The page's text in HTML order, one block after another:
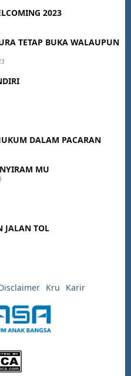
2023
TETAP BUKA WALAUPUN
DALAM PACARAN
MU
JALAN TOL
Kru Karir